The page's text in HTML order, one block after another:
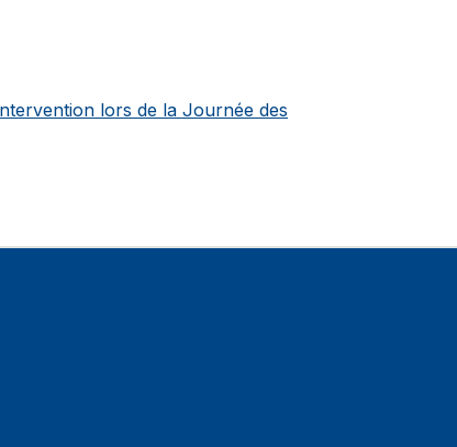
lors de la Journée des